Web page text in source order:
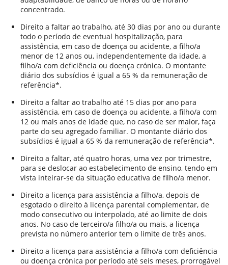
concentrado.
Direito a faltar ao trabalho, até 30 dias por ano ou durante
todo o período de eventual hospitalização, para
assistência, em caso de doença ou acidente, a filho/a
menor de 12 anos ou, independentemente da idade, a
filho/a com deficiência ou doença crónica. O montante
diário dos subsídios é igual a 65 % da remuneração de
referência*.
Direito a faltar ao trabalho até 15 dias por ano para
assistência, em caso de doença ou acidente, a filho/a com
12 ou mais anos de idade que, no caso de ser maior, faça
parte do seu agregado familiar. O montante diário dos
subsídios é igual a 65 % da remuneração de referência*.
Direito a faltar, até quatro horas, uma vez por trimestre,
para se deslocar ao estabelecimento de ensino, tendo em
vista inteirar-se da situação educativa de filho/a menor.
Direito a licença para assistência a filho/a, depois de
esgotado o direito à licença parental complementar, de
modo consecutivo ou interpolado, até ao limite de dois
anos. No caso de terceiro/a filho/a ou mais, a licença
prevista no número anterior tem o limite de três anos.
Direito a licença para assistência a filho/a com deficiência
ou doença crónica por período até seis meses, prorrogável